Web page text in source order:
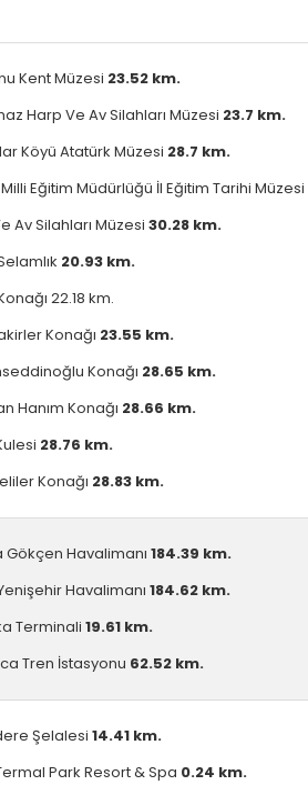
Kent Müzesi 23.52 km.
Harp Ve Av Silahları Müzesi 23.7 km.
Köyü Atatürk Müzesi 28.7 km.
Eğitim Müdürlüğü İl Eğitim Tarihi Müzesi
Av Silahları Müzesi 30.28 km.
20.93 km.
22.18 km.
Konağı 23.55 km.
Konağı 28.65 km.
Hanım Konağı 28.66 km.
28.76 km.
Konağı 28.83 km.
Gökçen Havalimanı 184.39 km.
Havalimanı 184.62 km.
Terminali 19.61 km.
Tren İstasyonu 62.52 km.
Şelalesi 14.41 km.
Park Resort & Spa 0.24 km.